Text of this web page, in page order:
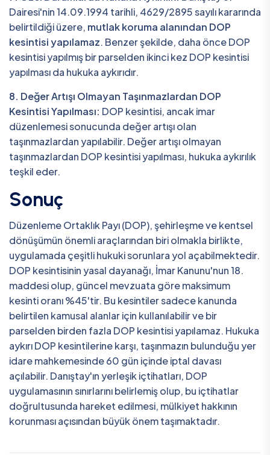
Dairesi'nin 14.09.1994 tarihli, 4629/2895 sayılı kararında
belirtildiği üzere, mutlak koruma alanından DOP
kesintisi yapılamaz. Benzer şekilde, daha önce DOP
kesintisi yapılmış bir parselden ikinci kez DOP kesintisi
yapılması da hukuka aykırıdır.
8. Değer Artışı Olmayan Taşınmazlardan DOP
Kesintisi Yapılması: DOP kesintisi, ancak imar
düzenlemesi sonucunda değer artışı olan
taşınmazlardan yapılabilir. Değer artışı olmayan
taşınmazlardan DOP kesintisi yapılması, hukuka aykırılık
teşkil eder.
Sonuç
Düzenleme Ortaklık Payı (DOP), şehirleşme ve kentsel
dönüşümün önemli araçlarından biri olmakla birlikte,
uygulamada çeşitli hukuki sorunlara yol açabilmektedir.
DOP kesintisinin yasal dayanağı, İmar Kanunu'nun 18.
maddesi olup, güncel mevzuata göre maksimum
kesinti oranı %45'tir. Bu kesintiler sadece kanunda
belirtilen kamusal alanlar için kullanılabilir ve bir
parselden birden fazla DOP kesintisi yapılamaz. Hukuka
aykırı DOP kesintilerine karşı, taşınmazın bulunduğu yer
idare mahkemesinde 60 gün içinde iptal davası
açılabilir. Danıştay'ın yerleşik içtihatları, DOP
uygulamasının sınırlarını belirlemiş olup, bu içtihatlar
doğrultusunda hareket edilmesi, mülkiyet hakkının
korunması açısından büyük önem taşımaktadır.